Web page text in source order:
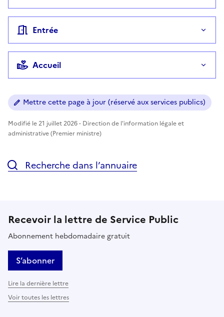
Entrée
Accueil
Mettre cette page à jour (réservé aux services publics)
Modifié le 21 juillet 2026 - Direction de l'information légale et
administrative (Premier ministre)
Recherche dans l’annuaire
Recevoir la lettre de Service Public
Abonnement hebdomadaire gratuit
S’abonner
Lire la dernière lettre
Voir toutes les lettres